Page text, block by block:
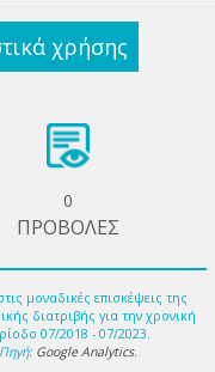
χρήσης
0
ΠΡΟΒΟΛΕΣ
μοναδικές επισκέψεις της
διατριβής για την χρονική
07/2018 - 07/2023.
Πηγή: Google Analytics.